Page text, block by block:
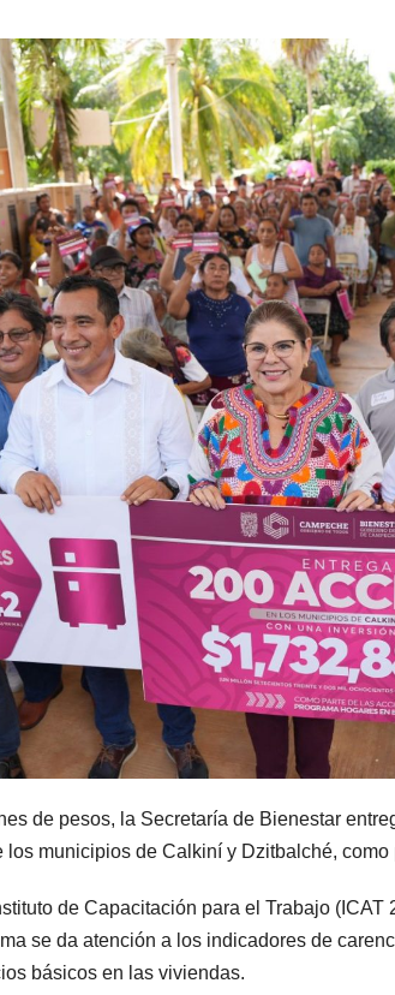
de pesos, la Secretaría de Bienestar
los municipios de Calkiní y Dzitbalché,
de Capacitación para el Trabajo
se da atención a los indicadores de
básicos en las viviendas.